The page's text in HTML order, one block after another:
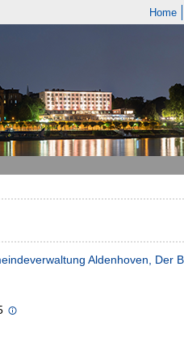
Home
Aldenhoven, Der